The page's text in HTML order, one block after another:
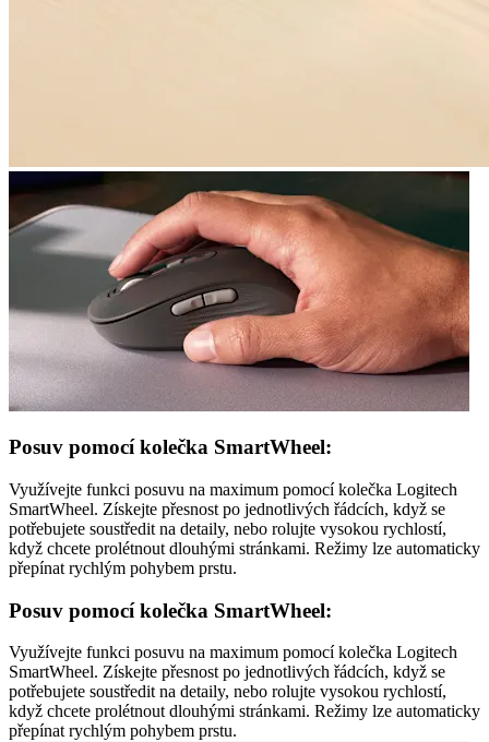
Posuv pomocí kolečka SmartWheel:
Využívejte funkci posuvu na maximum pomocí kolečka Logitech
SmartWheel. Získejte přesnost po jednotlivých řádcích, když se
potřebujete soustředit na detaily, nebo rolujte vysokou rychlostí,
když chcete prolétnout dlouhými stránkami. Režimy lze automaticky
přepínat rychlým pohybem prstu.
Posuv pomocí kolečka SmartWheel:
Využívejte funkci posuvu na maximum pomocí kolečka Logitech
SmartWheel. Získejte přesnost po jednotlivých řádcích, když se
potřebujete soustředit na detaily, nebo rolujte vysokou rychlostí,
když chcete prolétnout dlouhými stránkami. Režimy lze automaticky
přepínat rychlým pohybem prstu.